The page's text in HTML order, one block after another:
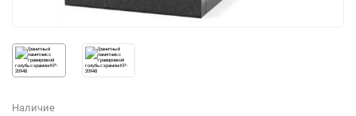
Наличие